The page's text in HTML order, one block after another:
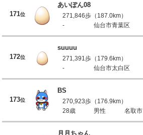
171位
あいぽん08
271,846歩（187.0km）
-
仙台市青葉区
172位
suuuu
271,391歩（179.6km）
-
仙台市太白区
173位
BS
270,923歩（176.9km）
28歳
男性 名取市
月月ちゃん